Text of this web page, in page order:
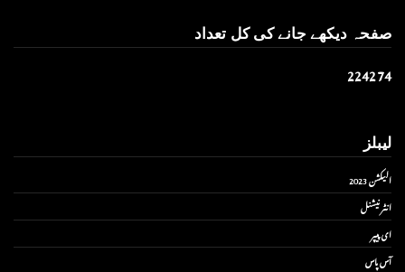
صفحہ دیکھے جانے کی کل تعداد
224274
لیبلز
الیکشن 2023
انٹر نیشنل
ای پیپر
آس پاس